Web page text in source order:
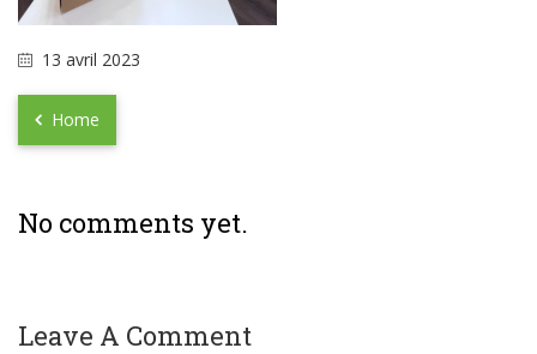
13 avril 2023
Home
No comments yet.
Leave A Comment